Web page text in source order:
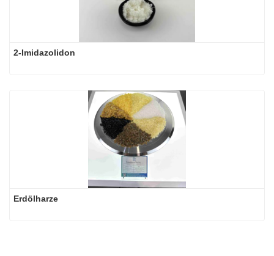
2-Imidazolidon
Erdölharze